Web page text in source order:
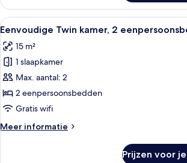
1
tweepersoonsbed,
niet-
(13.4
㎡)
Alle
foto's
voor
Eenvoudige
Twin
kamer,
2
niet-
Een
6
Eenvoudige Twin kamer, 2
15 m²
1 slaapkamer
Max. aantal: 2
2 eenpersoonsbedden
Gratis wifi
Meer informatie
Meer
Prijzen voor